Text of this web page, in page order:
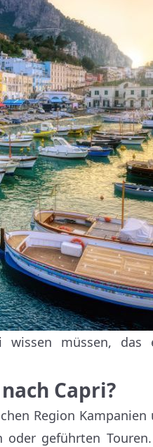
müssen, das
Capri?
Region
geführten